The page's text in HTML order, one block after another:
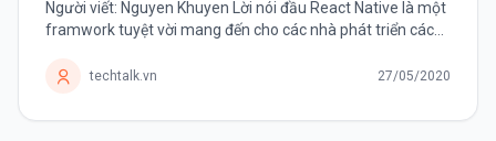
Người viết: Nguyen Khuyen Lời nói đầu React Native là một
framwork tuyệt vời mang đến cho các nhà phát triển cách
danh sách dài các thư...
techtalk.vn 27/05/2020